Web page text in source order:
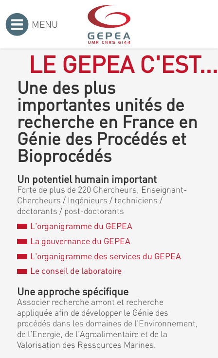
MENU
LE GEPEA C'EST...
Une des plus
importantes unités de
recherche en France en
Génie des Procédés et
Bioprocédés
Un potentiel humain important
Forte de plus de 220 Chercheurs, Enseignant-
Chercheurs / Ingénieurs / techniciens /
doctorants / post-doctorants
L'organigramme du GEPEA
La gouvernance du GEPEA
L'organigramme des services du GEPEA
Le conseil de laboratoire
Une approche spécifique
Associer recherche amont et recherche
appliquée afin de développer le Génie des
procédés dans les domaines de l'Environnement,
de l'Energie, de l'Agroalimentaire et de la
Valorisation des Ressources Marines.